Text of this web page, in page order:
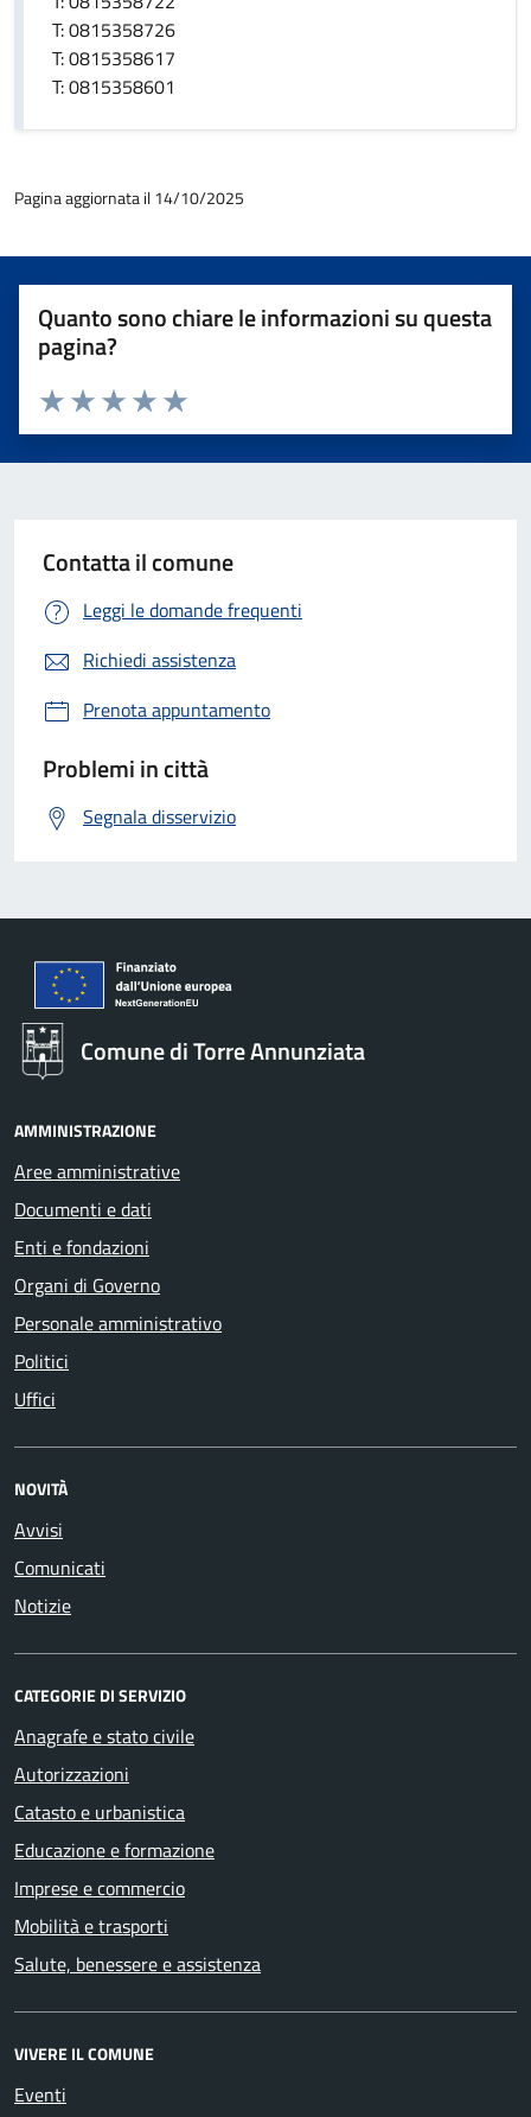
T: 0815358726
T: 0815358617
T: 0815358601
Pagina aggiornata il 14/10/2025
Quanto sono chiare le informazioni su questa
pagina?
Valuta 5 stelle su 5
Valuta 4 stelle su 5
Valuta 3 stelle su 5
Valuta 2 stelle su 5
Valuta 1 stelle su 5
Contatta il comune
Leggi le domande frequenti
Richiedi assistenza
Prenota appuntamento
Problemi in città
Segnala disservizio
Comune di Torre Annunziata
AMMINISTRAZIONE
Aree amministrative
Documenti e dati
Enti e fondazioni
Organi di Governo
Personale amministrativo
Politici
Uffici
NOVITÀ
Avvisi
Comunicati
Notizie
CATEGORIE DI SERVIZIO
Anagrafe e stato civile
Autorizzazioni
Catasto e urbanistica
Educazione e formazione
Imprese e commercio
Mobilità e trasporti
Salute, benessere e assistenza
VIVERE IL COMUNE
Eventi